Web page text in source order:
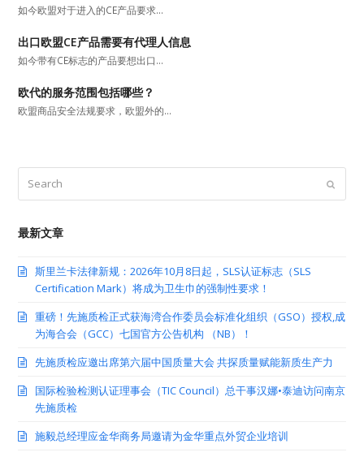
如今欧盟对于进入的CE产品要求…
出口欧盟CE产品需要有代理人信息
如今带有CE标志的产品要想出口…
欧代的服务范围包括哪些？
欧盟商品安全法规要求，欧盟外的…
最新文章
斯里兰卡法律新规：2026年10月8日起，SLS认证标志（SLS
Certification Mark）将成为卫生巾的强制性要求！
重磅！先施质检正式获海湾合作委员会标准化组织（GSO）授权,成
为海合会（GCC）七国官方公告机构 （NB）！
先施质检应邀出席第六届中国质量大会 共探质量赋能新质生产力
国际检验检测认证理事会（TIC Council）总干事汉娜•泰迪访问南京
先施质检
施毅总经理应金华商务局邀请为金华重点外贸企业培训